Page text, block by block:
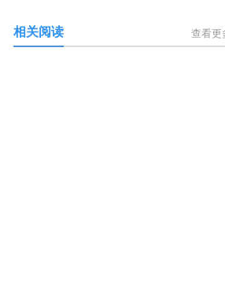
相关阅读 查看更